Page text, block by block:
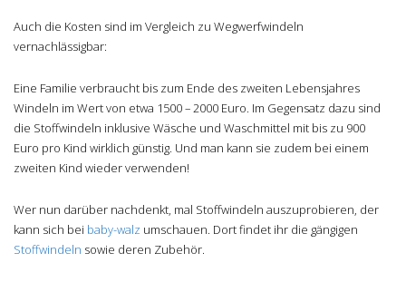
Auch die Kosten sind im Vergleich zu Wegwerfwindeln
vernachlässigbar:
Eine Familie verbraucht bis zum Ende des zweiten Lebensjahres
Windeln im Wert von etwa 1500 – 2000 Euro. Im Gegensatz dazu sind
die Stoffwindeln inklusive Wäsche und Waschmittel mit bis zu 900
Euro pro Kind wirklich günstig. Und man kann sie zudem bei einem
zweiten Kind wieder verwenden!
Wer nun darüber nachdenkt, mal Stoffwindeln auszuprobieren, der
kann sich bei baby-walz umschauen. Dort findet ihr die gängigen
Stoffwindeln sowie deren Zubehör.